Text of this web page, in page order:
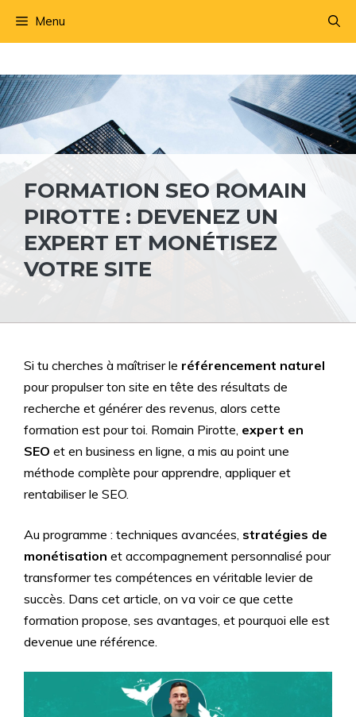
Menu
FORMATION SEO ROMAIN
PIROTTE : DEVENEZ UN
EXPERT ET MONÉTISEZ
VOTRE SITE
Si tu cherches à maîtriser le référencement naturel
pour propulser ton site en tête des résultats de
recherche et générer des revenus, alors cette
formation est pour toi. Romain Pirotte, expert en
SEO et en business en ligne, a mis au point une
méthode complète pour apprendre, appliquer et
rentabiliser le SEO.
Au programme : techniques avancées, stratégies de
monétisation et accompagnement personnalisé pour
transformer tes compétences en véritable levier de
succès. Dans cet article, on va voir ce que cette
formation propose, ses avantages, et pourquoi elle est
devenue une référence.